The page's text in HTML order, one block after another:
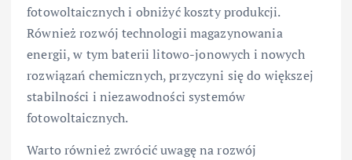
fotowoltaicznych i obniżyć koszty produkcji.
Również rozwój technologii magazynowania
energii, w tym baterii litowo-jonowych i nowych
rozwiązań chemicznych, przyczyni się do większej
stabilności i niezawodności systemów
fotowoltaicznych.
Warto również zwrócić uwagę na rozwój